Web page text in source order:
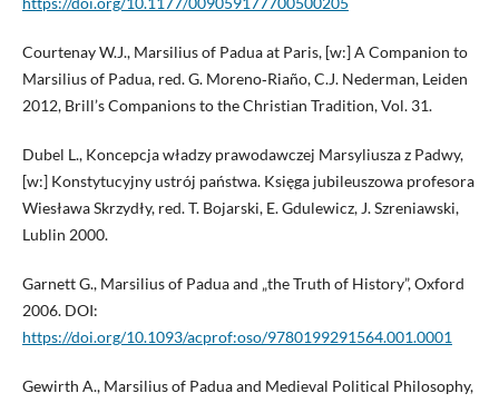
Courtenay W.J., Marsilius of Padua at Paris, [w:] A Companion to
Marsilius of Padua, red. G. Moreno‑Riaño, C.J. Nederman, Leiden
2012, Brill’s Companions to the Christian Tradition, Vol. 31.
Dubel L., Koncepcja władzy prawodawczej Marsyliusza z Padwy,
[w:] Konstytucyjny ustrój państwa. Księga jubileuszowa profesora
Wiesława Skrzydły, red. T. Bojarski, E. Gdulewicz, J. Szreniawski,
Lublin 2000.
Garnett G., Marsilius of Padua and „the Truth of History”, Oxford
2006. DOI:
https://doi.org/10.1093/acprof:oso/9780199291564.001.0001
Gewirth A., Marsilius of Padua and Medieval Political Philosophy,